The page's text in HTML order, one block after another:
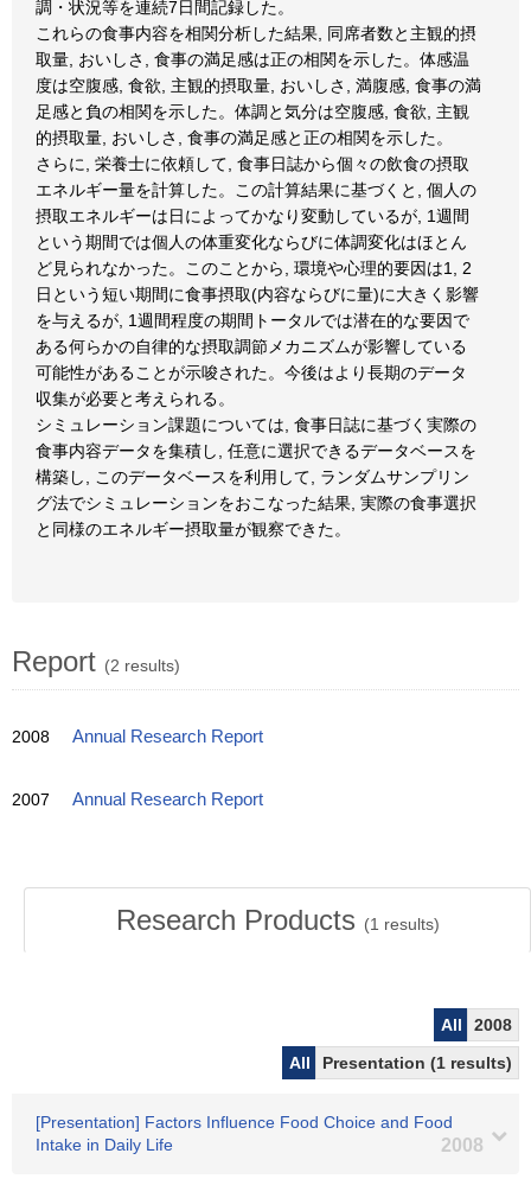
調・状況等を連続7日間記録した。
これらの食事内容を相関分析した結果, 同席者数と主観的摂
取量, おいしさ, 食事の満足感は正の相関を示した。体感温
度は空腹感, 食欲, 主観的摂取量, おいしさ, 満腹感, 食事の満
足感と負の相関を示した。体調と気分は空腹感, 食欲, 主観
的摂取量, おいしさ, 食事の満足感と正の相関を示した。
さらに, 栄養士に依頼して, 食事日誌から個々の飲食の摂取
エネルギー量を計算した。この計算結果に基づくと, 個人の
摂取エネルギーは日によってかなり変動しているが, 1週間
という期間では個人の体重変化ならびに体調変化はほとん
ど見られなかった。このことから, 環境や心理的要因は1, 2
日という短い期間に食事摂取(内容ならびに量)に大きく影響
を与えるが, 1週間程度の期間トータルでは潜在的な要因で
ある何らかの自律的な摂取調節メカニズムが影響している
可能性があることが示唆された。今後はより長期のデータ
収集が必要と考えられる。
シミュレーション課題については, 食事日誌に基づく実際の
食事内容データを集積し, 任意に選択できるデータベースを
構築し, このデータベースを利用して, ランダムサンプリン
グ法でシミュレーションをおこなった結果, 実際の食事選択
と同様のエネルギー摂取量が観察できた。
Report (2 results)
2008 Annual Research Report
2007 Annual Research Report
Research Products (1 results)
All
2008
All
Presentation (1 results)
[Presentation] Factors Influence Food Choice and Food
Intake in Daily Life
2008